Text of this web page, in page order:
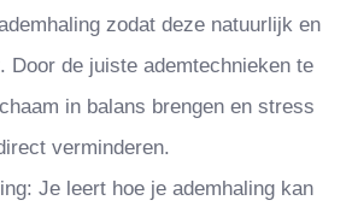
zodat deze natuurlijk en
Door de juiste ademtechnieken te
in balans brengen en stress
verminderen.
Je leert hoe je ademhaling kan